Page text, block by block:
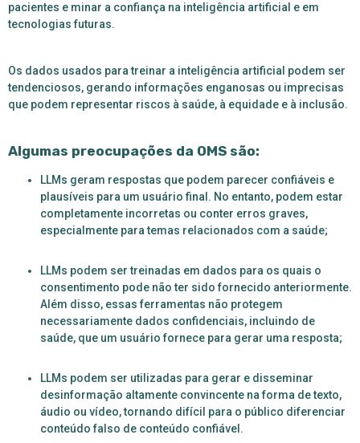
pacientes e minar a confiança na inteligência artificial e em
tecnologias futuras.
Os dados usados para treinar a inteligência artificial podem ser
tendenciosos, gerando informações enganosas ou imprecisas
que podem representar riscos à saúde, à equidade e à inclusão.
Algumas preocupações da OMS são:
LLMs geram respostas que podem parecer confiáveis e
plausíveis para um usuário final. No entanto, podem estar
completamente incorretas ou conter erros graves,
especialmente para temas relacionados com a saúde;
LLMs podem ser treinadas em dados para os quais o
consentimento pode não ter sido fornecido anteriormente.
Além disso, essas ferramentas não protegem
necessariamente dados confidenciais, incluindo de
saúde, que um usuário fornece para gerar uma resposta;
LLMs podem ser utilizadas para gerar e disseminar
desinformação altamente convincente na forma de texto,
áudio ou vídeo, tornando difícil para o público diferenciar
conteúdo falso de conteúdo confiável.